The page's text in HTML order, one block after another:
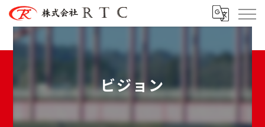
ビジョン